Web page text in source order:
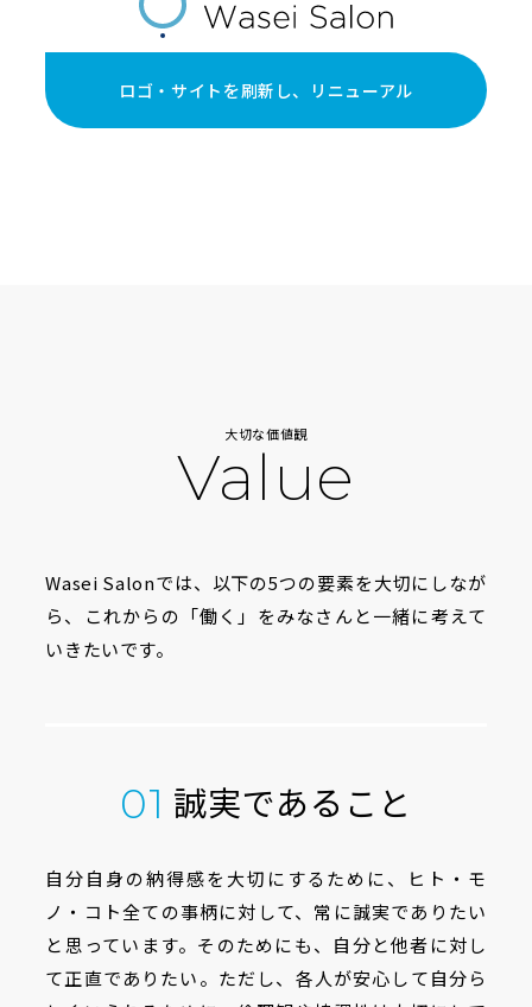
ロゴ・サイトを刷新し、リニューアル
大切な価値観
Value
Wasei Salonでは、以下の5つの要素を大切にしなが
ら、
これからの「働く」をみなさんと一緒に考えて
いきたいです。
01 誠実であること
自分自身の納得感を大切にするために、ヒト・モ
ノ・コト全ての事柄に対して、常に誠実でありたい
と思っています。そのためにも、自分と他者に対し
て正直でありたい。ただし、各人が安心して自分ら